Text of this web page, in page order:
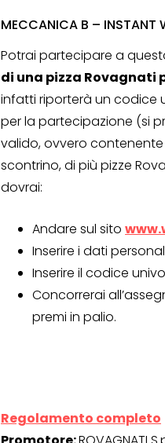
MECCANICA B – INSTANT
Potrai partecipare a
di una pizza Rovagnati
infatti riporterà un codice
per la partecipazione (si
valido, ovvero
scontrino, di più pizze
dovrai:
Andare sul sito
Inserire i dati
Inserire il codice
Concorrerai
premi in palio.
Regolamento completo
in